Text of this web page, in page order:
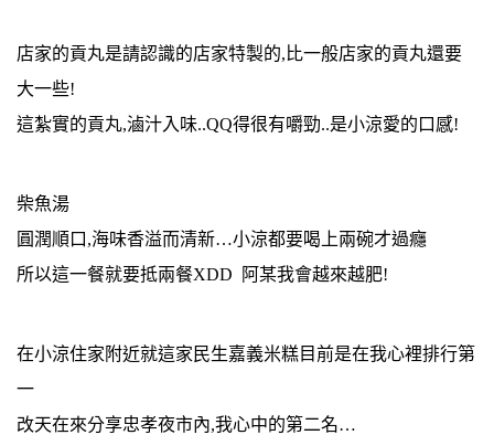
店家的貢丸是請認識的店家特製的,比一般店家的貢丸還要
大一些!
這紮實的貢丸,滷汁入味..QQ得很有嚼勁..是小涼愛的口感!
柴魚湯
圓潤順口,海味香溢而清新…小涼都要喝上兩碗才過癮
所以這一餐就要抵兩餐XDD 阿某我會越來越肥!
在小涼住家附近就這家民生嘉義米糕目前是在我心裡排行第
一
改天在來分享忠孝夜市內,我心中的第二名…